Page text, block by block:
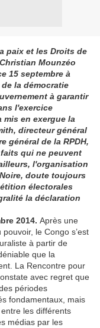
paix et les Droits de
Mounzéo
15 septembre à
la démocratie
à garantir
l'exercice
mis en exergue la
directeur général
général de la RPDH,
qui ne peuvent
l'organisation
doute toujours
électorales
la déclaration
2014. Après une
le Congo s’est
à partir de
que la
La Rencontre pour
avec regret que
périodes
fondamentaux, mais
les différents
médias par les